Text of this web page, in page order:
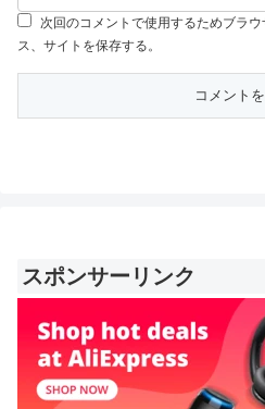
次回のコメントで使用するためブラ
ス、サイトを保存する。
スポンサーリンク